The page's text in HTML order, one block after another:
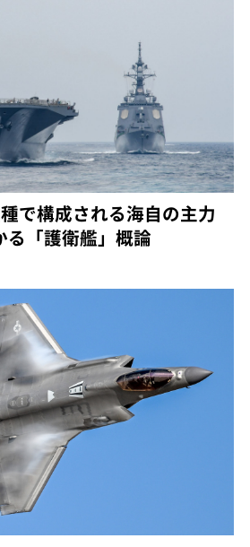
で構成される海自の主力
「護衛艦」概論